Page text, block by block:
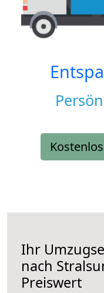
Ihr
nach
Preiswert